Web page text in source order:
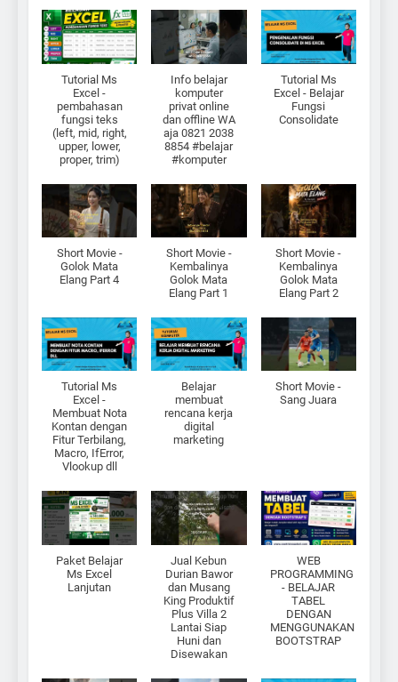
Tutorial Ms
Excel -
pembahasan
fungsi teks
(left, mid, right,
upper, lower,
proper, trim)
Info belajar
komputer
privat online
dan offline WA
aja 0821 2038
8854 #belajar
#komputer
Tutorial Ms
Excel - Belajar
Fungsi
Consolidate
Short Movie -
Golok Mata
Elang Part 4
Short Movie -
Kembalinya
Golok Mata
Elang Part 1
Short Movie -
Kembalinya
Golok Mata
Elang Part 2
Tutorial Ms
Excel -
Membuat Nota
Kontan dengan
Fitur Terbilang,
Macro, IfError,
Vlookup dll
Belajar
membuat
rencana kerja
digital
marketing
Short Movie -
Sang Juara
Paket Belajar
Ms Excel
Lanjutan
Jual Kebun
Durian Bawor
dan Musang
King Produktif
Plus Villa 2
Lantai Siap
Huni dan
Disewakan
WEB
PROGRAMMING
- BELAJAR
TABEL
DENGAN
MENGGUNAKAN
BOOTSTRAP